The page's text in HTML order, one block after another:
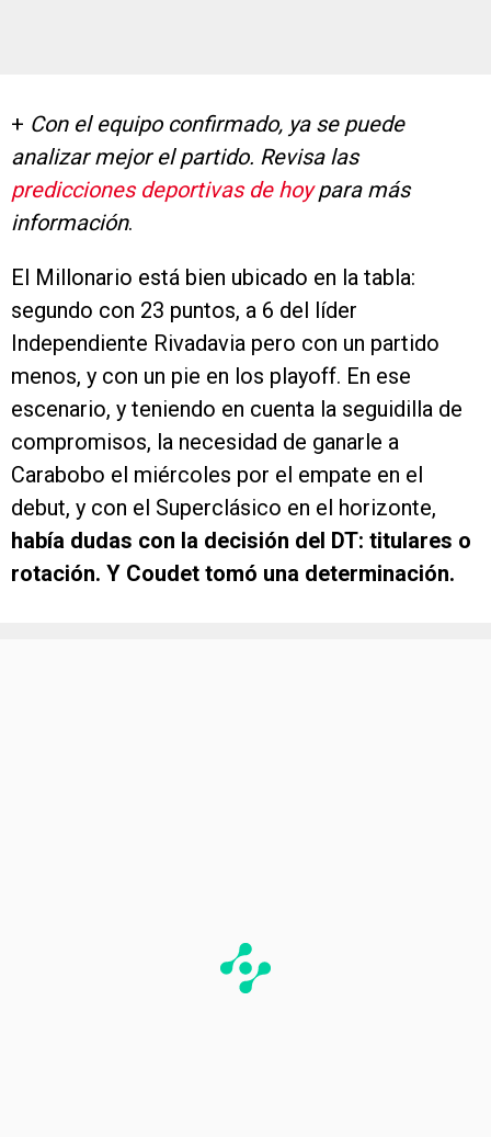
+ Con el equipo confirmado, ya se puede
analizar mejor el partido. Revisa las
predicciones deportivas de hoypara más
información.
El Millonario está bien ubicado en la tabla:
segundo con 23 puntos, a 6 del líder
Independiente Rivadavia pero con un partido
menos, y con un pie en los playoff. En ese
escenario, y teniendo en cuenta la seguidilla de
compromisos, la necesidad de ganarle a
Carabobo el miércoles por el empate en el
debut, y con el Superclásico en el horizonte,
había dudas con la decisión del DT: titulares o
rotación. Y Coudet tomó una determinación.